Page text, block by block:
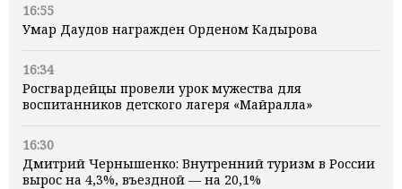
16:55
Умар Даудов награжден Орденом Кадырова
16:34
Росгвардейцы провели урок мужества для
воспитанников детского лагеря «Майралла»
16:30
Дмитрий Чернышенко: Внутренний туризм в России
вырос на 4,3%, въездной — на 20,1%